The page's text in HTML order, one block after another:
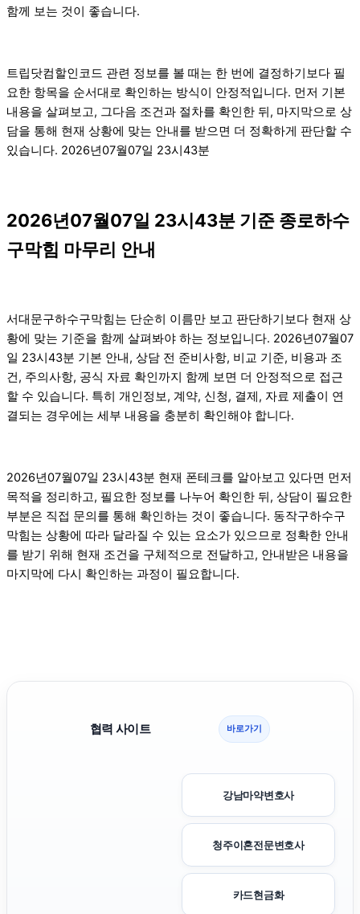
함께 보는 것이 좋습니다.
트립닷컴할인코드 관련 정보를 볼 때는 한 번에 결정하기보다 필
요한 항목을 순서대로 확인하는 방식이 안정적입니다. 먼저 기본
내용을 살펴보고, 그다음 조건과 절차를 확인한 뒤, 마지막으로 상
담을 통해 현재 상황에 맞는 안내를 받으면 더 정확하게 판단할 수
있습니다. 2026년07월07일 23시43분
2026년07월07일 23시43분 기준 종로하수
구막힘 마무리 안내
서대문구하수구막힘는 단순히 이름만 보고 판단하기보다 현재 상
황에 맞는 기준을 함께 살펴봐야 하는 정보입니다. 2026년07월07
일 23시43분 기본 안내, 상담 전 준비사항, 비교 기준, 비용과 조
건, 주의사항, 공식 자료 확인까지 함께 보면 더 안정적으로 접근
할 수 있습니다. 특히 개인정보, 계약, 신청, 결제, 자료 제출이 연
결되는 경우에는 세부 내용을 충분히 확인해야 합니다.
2026년07월07일 23시43분 현재 폰테크를 알아보고 있다면 먼저
목적을 정리하고, 필요한 정보를 나누어 확인한 뒤, 상담이 필요한
부분은 직접 문의를 통해 확인하는 것이 좋습니다. 동작구하수구
막힘는 상황에 따라 달라질 수 있는 요소가 있으므로 정확한 안내
를 받기 위해 현재 조건을 구체적으로 전달하고, 안내받은 내용을
마지막에 다시 확인하는 과정이 필요합니다.
협력 사이트 바로가기
강남마약변호사
청주이혼전문변호사
카드현금화